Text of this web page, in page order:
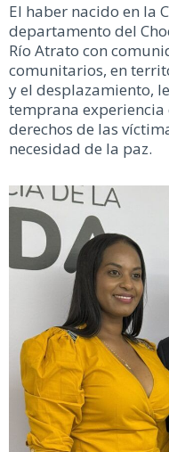
El haber nacido en la
departamento del
Río Atrato con
comunitarios, en
y el desplazamiento,
temprana
derechos de las
necesidad de la paz.